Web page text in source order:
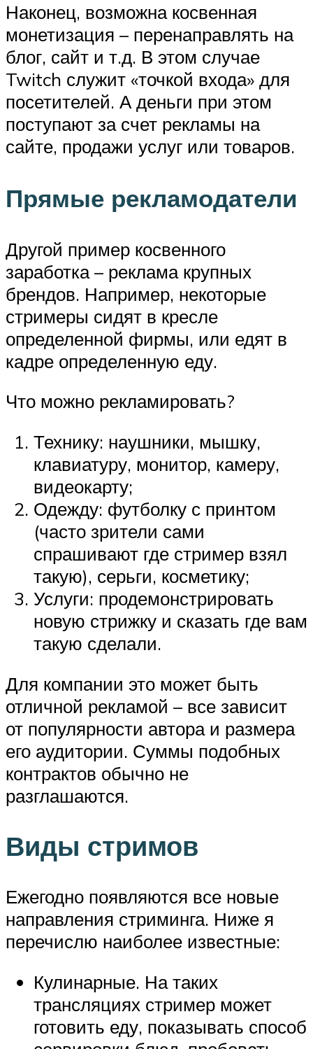
Наконец, возможна косвенная
монетизация – перенаправлять на
блог, сайт и т.д. В этом случае
Twitch служит «точкой входа» для
посетителей. А деньги при этом
поступают за счет рекламы на
сайте, продажи услуг или товаров.
Прямые рекламодатели
Другой пример косвенного
заработка – реклама крупных
брендов. Например, некоторые
стримеры сидят в кресле
определенной фирмы, или едят в
кадре определенную еду.
Что можно рекламировать?
Технику: наушники, мышку,
клавиатуру, монитор, камеру,
видеокарту;
Одежду: футболку с принтом
(часто зрители сами
спрашивают где стример взял
такую), серьги, косметику;
Услуги: продемонстрировать
новую стрижку и сказать где вам
такую сделали.
Для компании это может быть
отличной рекламой – все зависит
от популярности автора и размера
его аудитории. Суммы подобных
контрактов обычно не
разглашаются.
Виды стримов
Ежегодно появляются все новые
направления стриминга. Ниже я
перечислю наиболее известные:
Кулинарные. На таких
трансляциях стример может
готовить еду, показывать способ